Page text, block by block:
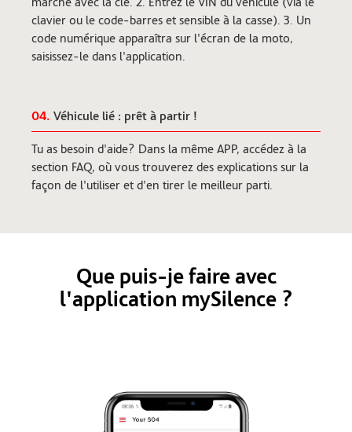
clavier ou le code-barres et sensible à la casse). 3. Un
code numérique apparaîtra sur l'écran de la moto,
saisissez-le dans l'application.
04. Véhicule lié : prêt à partir !
Tu as besoin d'aide? Dans la même APP, accédez à la
section FAQ, où vous trouverez des explications sur la
façon de l'utiliser et d'en tirer le meilleur parti.
Que puis-je faire avec
l'application mySilence ?